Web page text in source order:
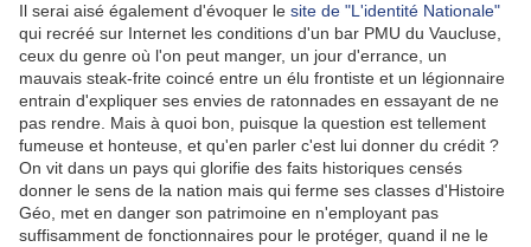
Il serai aisé également d'évoquer le site de "L'identité Nationale"
qui recréé sur Internet les conditions d'un bar PMU du Vaucluse,
ceux du genre où l'on peut manger, un jour d'errance, un
mauvais steak-frite coincé entre un élu frontiste et un légionnaire
entrain d'expliquer ses envies de ratonnades en essayant de ne
pas rendre. Mais à quoi bon, puisque la question est tellement
fumeuse et honteuse, et qu'en parler c'est lui donner du crédit ?
On vit dans un pays qui glorifie des faits historiques censés
donner le sens de la nation mais qui ferme ses classes d'Histoire
Géo, met en danger son patrimoine en n'employant pas
suffisamment de fonctionnaires pour le protéger, quand il ne le